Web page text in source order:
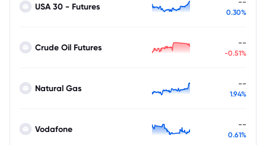
USA 30 - Futures
0.30%
Crude Oil Futures --
-0.51%
Natural Gas --
1.94%
Vodafone --
0.61%